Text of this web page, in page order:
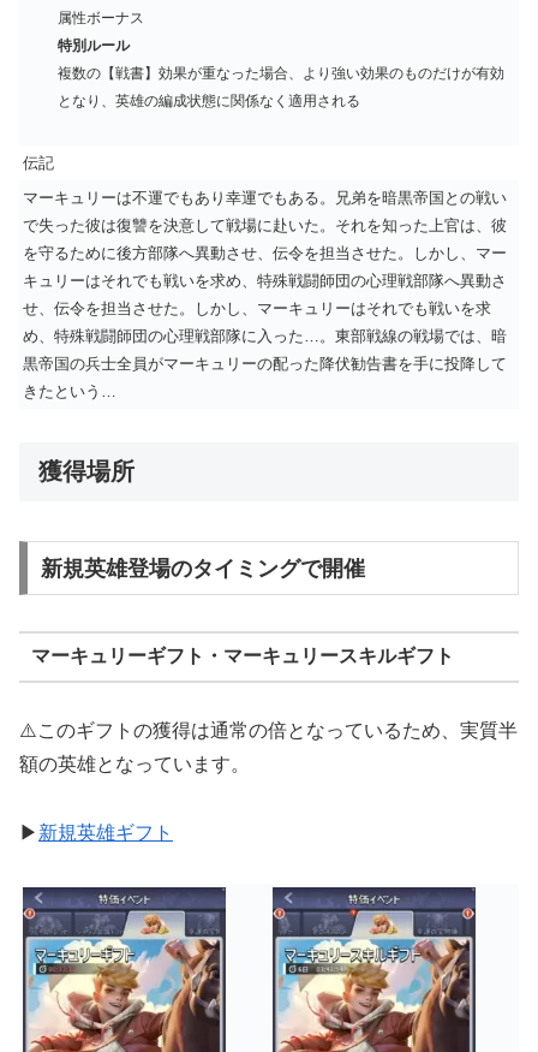
属性ボーナス
特別ルール
複数の【戦書】効果が重なった場合、より強い効果のものだけが有効
となり、英雄の編成状態に関係なく適用される
伝記
マーキュリーは不運でもあり幸運でもある。兄弟を暗黒帝国との戦い
で失った彼は復讐を決意して戦場に赴いた。それを知った上官は、彼
を守るために後方部隊へ異動させ、伝令を担当させた。しかし、マー
キュリーはそれでも戦いを求め、特殊戦闘師団の心理戦部隊へ異動さ
せ、伝令を担当させた。しかし、マーキュリーはそれでも戦いを求
め、特殊戦闘師団の心理戦部隊に入った…。東部戦線の戦場では、暗
黒帝国の兵士全員がマーキュリーの配った降伏勧告書を手に投降して
きたという…
獲得場所
新規英雄登場のタイミングで開催
マーキュリーギフト・マーキュリースキルギフト
⚠️このギフトの獲得は通常の倍となっているため、実質半
額の英雄となっています。
▶︎ 新規英雄ギフト